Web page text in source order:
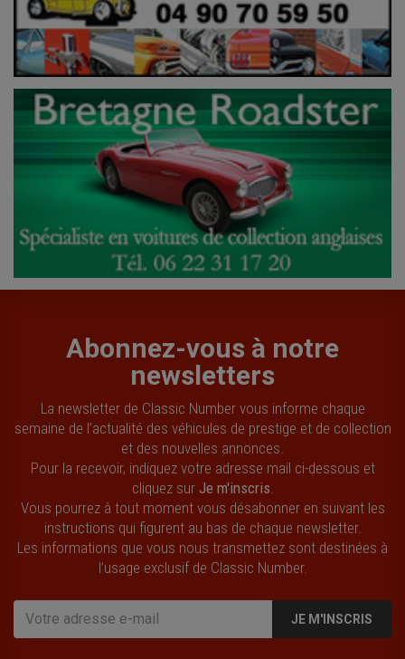
Abonnez-vous à notre
newsletters
La newsletter de Classic Number vous informe chaque
semaine de l’actualité des véhicules de prestige et de collection
et des nouvelles annonces.
Pour la recevoir, indiquez votre adresse mail ci-dessous et
cliquez sur Je m'inscris
Vous pourrez à tout moment vous désabonner en suivant les
instructions qui figurent au bas de chaque newsletter.
Les informations que vous nous transmettez sont destinées à
l’usage exclusif de Classic Number.
JE M'INSCRIS